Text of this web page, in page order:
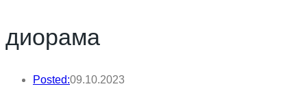
диорама
Posted:09.10.2023